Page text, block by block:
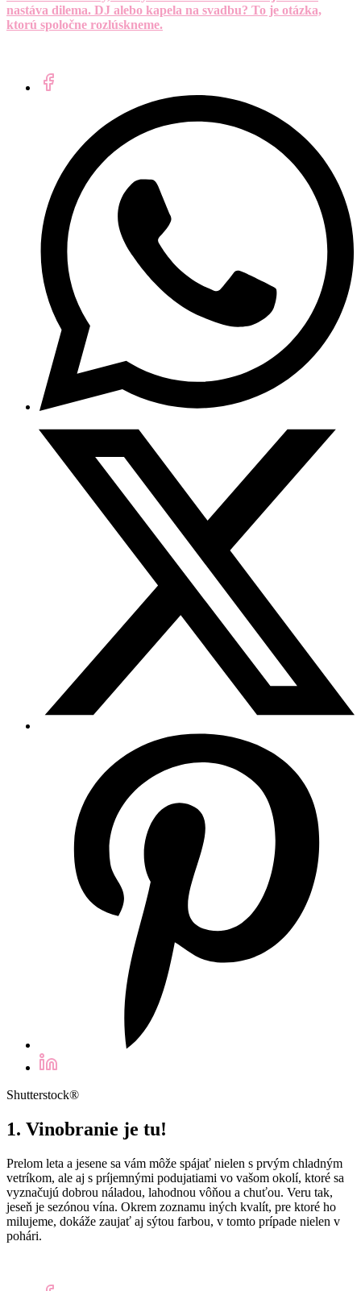
nastáva dilema. DJ alebo kapela na svadbu? To je otázka,
ktorú spoločne rozlúskneme.
Shutterstock®
1. Vinobranie je tu!
Prelom leta a jesene sa vám môže spájať nielen s prvým chladným
vetríkom, ale aj s príjemnými podujatiami vo vašom okolí, ktoré sa
vyznačujú dobrou náladou, lahodnou vôňou a chuťou. Veru tak,
jeseň je sezónou vína. Okrem zoznamu iných kvalít, pre ktoré ho
milujeme, dokáže zaujať aj sýtou farbou, v tomto prípade nielen v
pohári.